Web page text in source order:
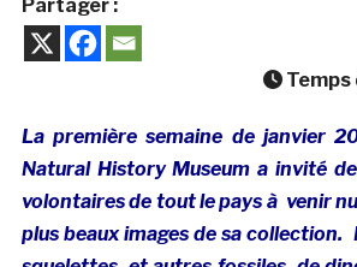
Partager :
Temps
La première semaine de janvier
Natural History Museum a invité
volontaires de tout le pays à venir
plus beaux images de sa collection.